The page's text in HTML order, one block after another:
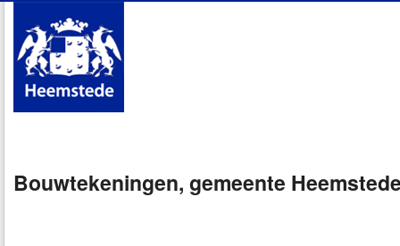
Bouwtekeningen, gemeente